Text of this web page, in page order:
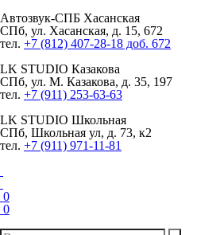
Автозвук-СПБ Хасанская
СПб, ул. Хасанская, д. 15, 672
тел. +7 (812) 407-28-18 доб. 672
LK STUDIO Казакова
СПб, ул. М. Казакова, д. 35, 197
тел. +7 (911) 253-63-63
LK STUDIO Школьная
СПб, Школьная ул, д. 73, к2
тел. +7 (911) 971-11-81
0
0